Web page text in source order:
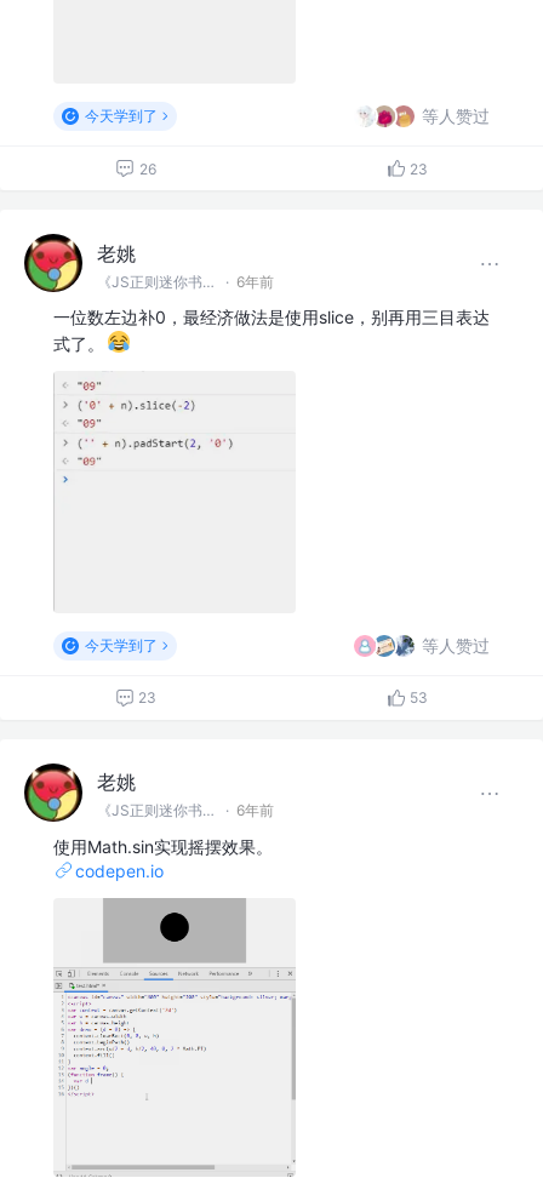
今天学到了 等人赞过
26 23
老姚
《JS正则迷你书》作者 · 6年前
一位数左边补0，最经济做法是使用slice，别再用三目表达
式了。
今天学到了 等人赞过
23 53
老姚
《JS正则迷你书》作者 · 6年前
使用Math.sin实现摇摆效果。
codepen.io